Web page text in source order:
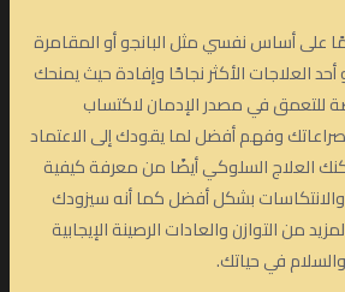
على أساس نفسي مثل البانجو أو المقامرة
العلاجات الأكثر نجاحًا وإفادة حيث يمنحك
للتعمق في مصدر الإدمان لاكتساب
وفهم أفضل لما يقودك إلى الاعتماد
العلاج السلوكي أيضًا من معرفة كيفية
بشكل أفضل كما أنه سيزودك
من التوازن والعادات الرصينة الإيجابية
والسلام في حياتك.